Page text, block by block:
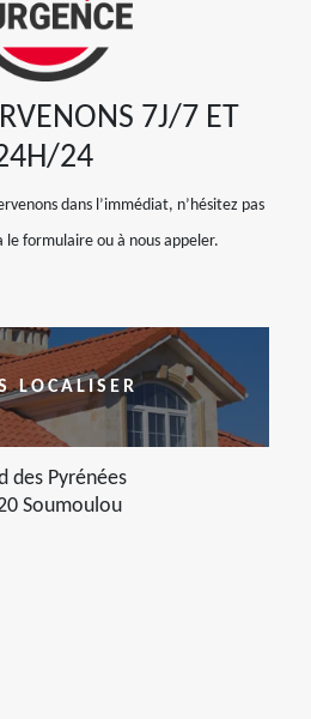
7J/7 ET
24
dans l’immédiat, n’hésitez pas
le formulaire ou à nous appeler.
LOCALISER
des Pyrénées
Soumoulou